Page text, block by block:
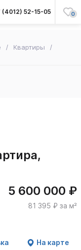
(4012) 52-15-05 0
Квартиры
5 600 000 ₽
81 395 ₽ за м²
На карте